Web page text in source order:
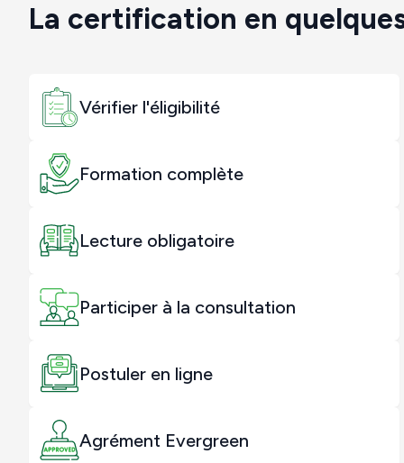
La certification en
Vérifier l'éligibilité
Formation complète
Lecture obligatoire
Participer à la consultation
Postuler en ligne
Agrément Evergreen